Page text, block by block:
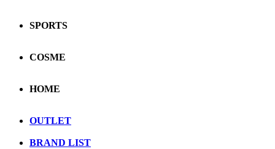
SPORTS
COSME
HOME
OUTLET
BRAND LIST